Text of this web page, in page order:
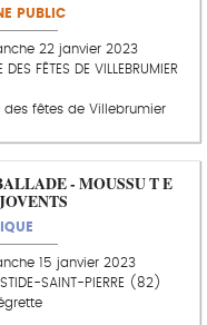
PUBLIC
22 janvier 2023
DES FÊTES DE VILLEBRUMIER
des fêtes de Villebrumier
- MOUSSU T E
15 janvier 2023
SAINT-PIERRE (82)